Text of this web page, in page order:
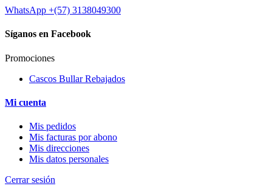
WhatsApp +(57) 3138049300
Síganos en Facebook
Promociones
Cascos Bullar Rebajados
Mi cuenta
Mis pedidos
Mis facturas por abono
Mis direcciones
Mis datos personales
Cerrar sesión